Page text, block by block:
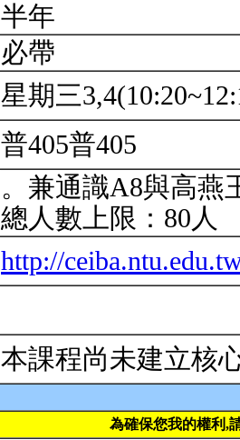
半年
必帶
星期三
普405普405
。兼通識A8與高燕
總人數上限：80人
http://
本課程尚未建立核
為確保您我的權利,